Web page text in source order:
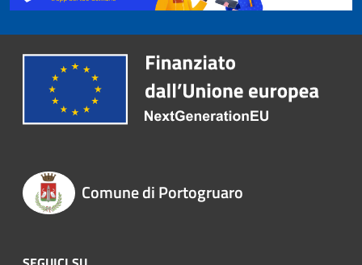
Comune di Portogruaro